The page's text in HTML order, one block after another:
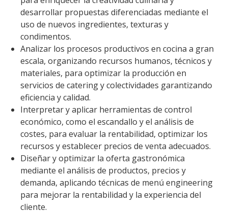
desarrollar propuestas diferenciadas mediante el
uso de nuevos ingredientes, texturas y
condimentos.
Analizar los procesos productivos en cocina a gran
escala, organizando recursos humanos, técnicos y
materiales, para optimizar la producción en
servicios de catering y colectividades garantizando
eficiencia y calidad.
Interpretar y aplicar herramientas de control
económico, como el escandallo y el análisis de
costes, para evaluar la rentabilidad, optimizar los
recursos y establecer precios de venta adecuados.
Diseñar y optimizar la oferta gastronómica
mediante el análisis de productos, precios y
demanda, aplicando técnicas de menú engineering
para mejorar la rentabilidad y la experiencia del
cliente.